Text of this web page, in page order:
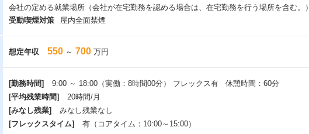
会社の定める就業場所（会社が在宅勤務を認める場合は、在宅勤務を行う場所を含む。）
受動喫煙対策
屋内全面禁煙
想定年収 550 ～ 700 万円
[勤務時間]
9:00 ～ 18:00（実働：8時間00分） フレックス有 休憩時間：60分
[平均残業時間]
20時間/月
[みなし残業]
みなし残業なし
[フレックスタイム]
有（コアタイム：10:00～15:00）